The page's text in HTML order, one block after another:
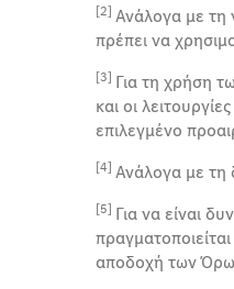
[2] Ανάλογα με τη
πρέπει να
[3] Για τη χρήση
και οι
επιλεγμένο
[4] Ανάλογα με τη
[5] Για να είναι
αποδοχή των